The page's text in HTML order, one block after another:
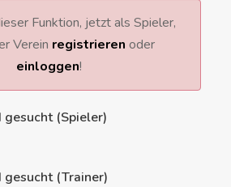
Funktion, jetzt als Spieler,
Verein registrieren oder
einloggen!
(Spieler)
(Trainer)